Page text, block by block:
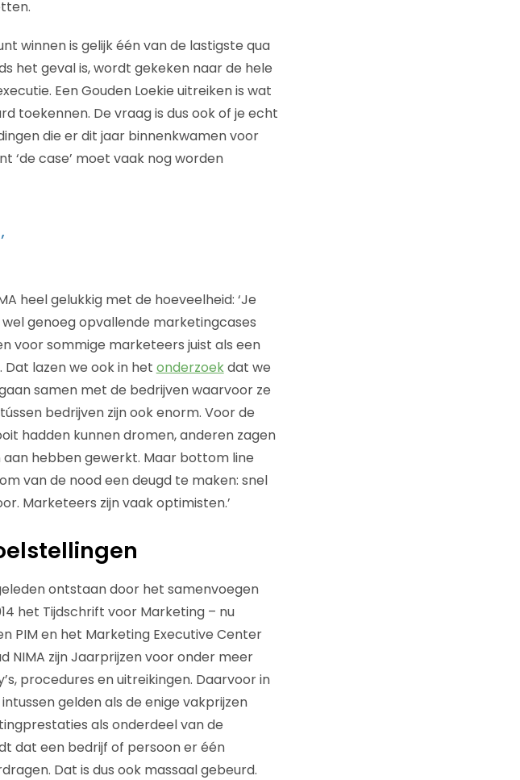
winnen is gelijk één van de lastigste qua
het geval is, wordt gekeken naar de hele
Een Gouden Loekie uitreiken is wat
toekennen. De vraag is dus ook of je echt
die er dit jaar binnenkwamen voor
‘de case’ moet vaak nog worden
heel gelukkig met de hoeveelheid: ‘Je
genoeg opvallende marketingcases
voor sommige marketeers juist als een
lazen we ook in het onderzoekdat we
samen met de bedrijven waarvoor ze
bedrijven zijn ook enorm. Voor de
hadden kunnen dromen, anderen zagen
hebben gewerkt. Maar bottom line
van de nood een deugd te maken: snel
Marketeers zijn vaak optimisten.’
ontstaan door het samenvoegen
het Tijdschrift voor Marketing – nu
PIM en het Marketing Executive Center
NIMA zijn Jaarprijzen voor onder meer
procedures en uitreikingen. Daarvoor in
gelden als de enige vakprijzen
als onderdeel van de
dat een bedrijf of persoon er één
Dat is dus ook massaal gebeurd.